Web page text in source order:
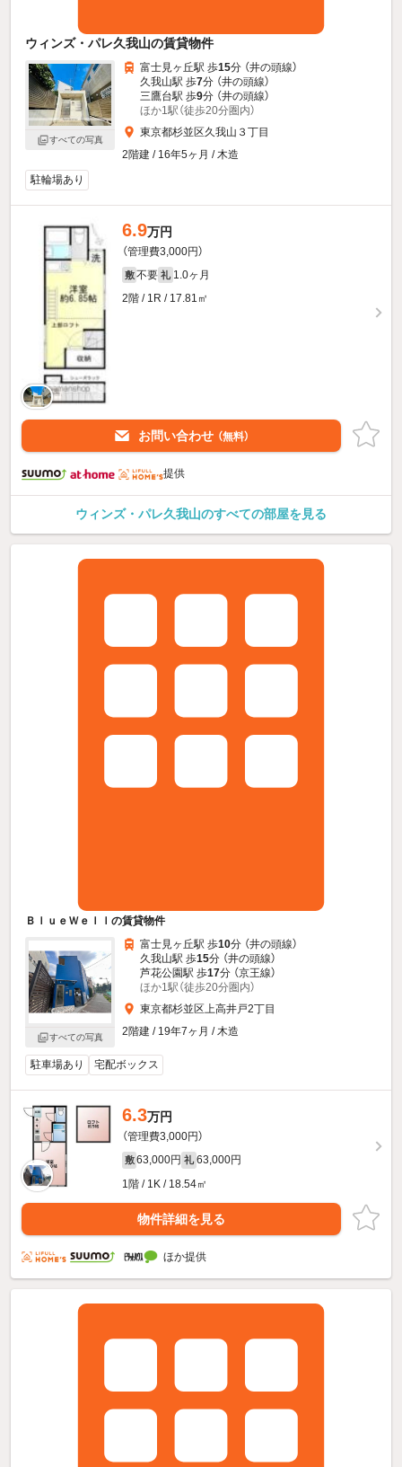
ウィンズ・パレ久我山の賃貸物件
すべての写真
富士見ヶ丘駅 歩15分 （井の頭線）
久我山駅 歩7分 （井の頭線）
三鷹台駅 歩9分 （井の頭線）
ほか1駅（徒歩20分圏内）
東京都杉並区久我山３丁目
2階建 / 16年5ヶ月 / 木造
駐輪場あり
6.9万円
（管理費3,000円）
敷 不要 礼 1.0ヶ月
2階 / 1R / 17.81㎡
お問い合わせ （無料）
提供
ウィンズ・パレ久我山のすべての部屋を見る
ＢｌｕｅＷｅｌｌの賃貸物件
すべての写真
富士見ヶ丘駅 歩10分 （井の頭線）
久我山駅 歩15分 （井の頭線）
芦花公園駅 歩17分 （京王線）
ほか1駅（徒歩20分圏内）
東京都杉並区上高井戸2丁目
2階建 / 19年7ヶ月 / 木造
駐車場あり 宅配ボックス
6.3万円
（管理費3,000円）
敷 63,000円 礼 63,000円
1階 / 1K / 18.54㎡
物件詳細を見る
ほか提供